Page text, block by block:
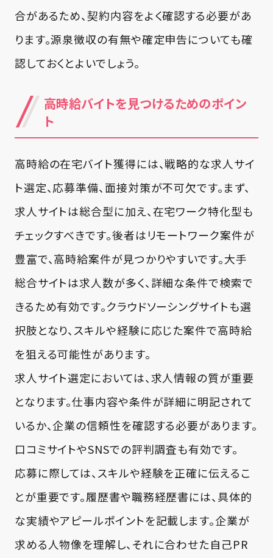
合があるため、契約内容をよく確認する必要があ
ります。源泉徴収の有無や確定申告についても確
認しておくとよいでしょう。
高時給バイトを見つけるためのポイン
ト
高時給の在宅バイト獲得には、戦略的な求人サイ
ト選定、応募準備、面接対策が不可欠です。まず、
求人サイトは総合型に加え、在宅ワーク特化型も
チェックすべきです。後者はリモートワーク案件が
豊富で、高時給案件が見つかりやすいです。大手
総合サイトは求人数が多く、詳細な条件で検索で
きるため有効です。クラウドソーシングサイトも選
択肢となり、スキルや経験に応じた案件で高時給
を狙える可能性があります。
求人サイト選定においては、求人情報の質が重要
となります。仕事内容や条件が詳細に明記されて
いるか、企業の信頼性を確認する必要があります。
口コミサイトやSNSでの評判調査も有効です。
応募に際しては、スキルや経験を正確に伝えるこ
とが重要です。履歴書や職務経歴書には、具体的
な実績やアピールポイントを記載します。企業が
求める人物像を理解し、それに合わせた自己PR